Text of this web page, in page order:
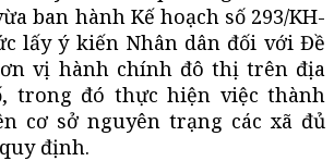
ban hành Kế hoạch số 293/KH-
lấy ý kiến Nhân dân đối với Đề
vị hành chính đô thị trên địa
trong đó thực hiện việc thành
cơ sở nguyên trạng các xã đủ
định.